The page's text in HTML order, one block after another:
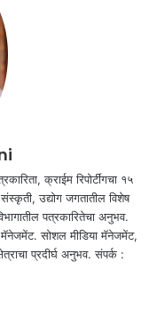
क्राईम रिपोर्टींगचा १५
उद्योग जगतातील विशेष
पत्रकारितेचा अनुभव.
मॅनेजमेंट. सोशल मीडिया मॅनेजमेंट,
प्रदीर्घ अनुभव. संपर्क :